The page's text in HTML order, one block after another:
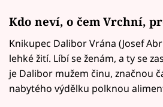
Kdo neví, o čem Vrchní,
Knikupec Dalibor Vrána (Josef
lehké žití. Líbí se ženám, a ty se
je Dalibor mužem činu, značnou
nabytého výdělku polknou